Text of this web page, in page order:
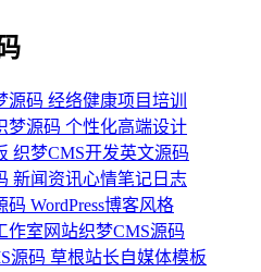
码 经络健康项目培训
梦源码 个性化高端设计
织梦CMS开发英文源码
新闻资讯心情笔记日志
WordPress博客风格
作室网站织梦CMS源码
源码 草根站长自媒体模板